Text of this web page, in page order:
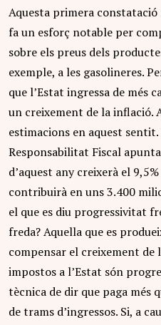
Aquesta primera constatació
fa un esforç notable per
sobre els preus dels
exemple, a les gasolineres.
que l’Estat ingressa de més
un creixement de la inflació.
estimacions en aquest
Responsabilitat Fiscal
d’aquest any creixerà el
contribuirà en uns 3.400
el que es diu progressivitat
freda? Aquella que es
compensar el creixement de
impostos a l’Estat són
tècnica de dir que paga més
de trams d’ingressos. Si, a